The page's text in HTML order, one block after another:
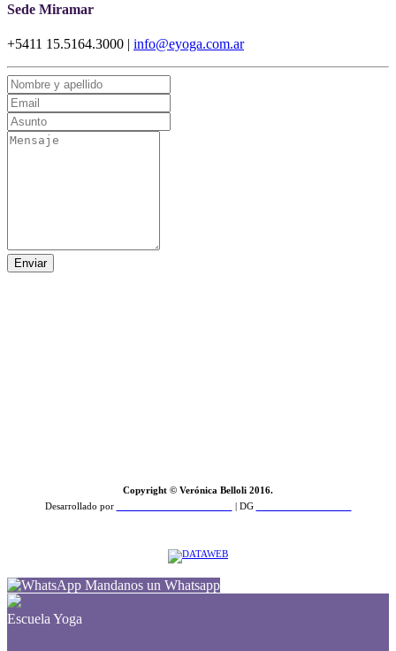
Sede Miramar
+5411 15.5164.3000 | info@eyoga.com.ar
Enviar
Copyright © Verónica Belloli 2016.
Desarrollado por
| DG
Mandanos un Whatsapp
Escuela Yoga